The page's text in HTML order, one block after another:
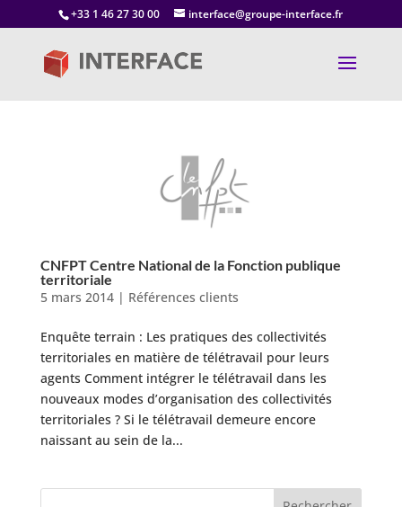
+33 1 46 27 30 00 interface@groupe-interface.fr
CNFPT Centre National de la Fonction publique
territoriale
5 mars 2014| Références clients
Enquête terrain : Les pratiques des collectivités
territoriales en matière de télétravail pour leurs
agents Comment intégrer le télétravail dans les
nouveaux modes d’organisation des collectivités
territoriales ? Si le télétravail demeure encore
naissant au sein de la...